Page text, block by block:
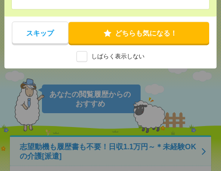
スキップ どちらも気になる！
しばらく表示しない
で送る LINEで送る
ツイート
あなたの閲覧履歴からの
おすすめ
志望動機も履歴書も不要！日収1.1万円～＊未経験OK
の介護[派遣]